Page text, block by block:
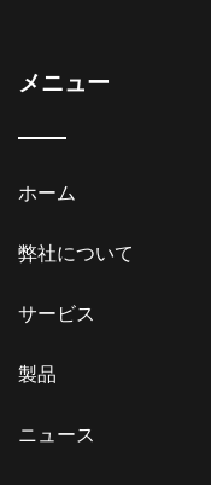
メニュー
ホーム
弊社について
サービス
製品
ニュース